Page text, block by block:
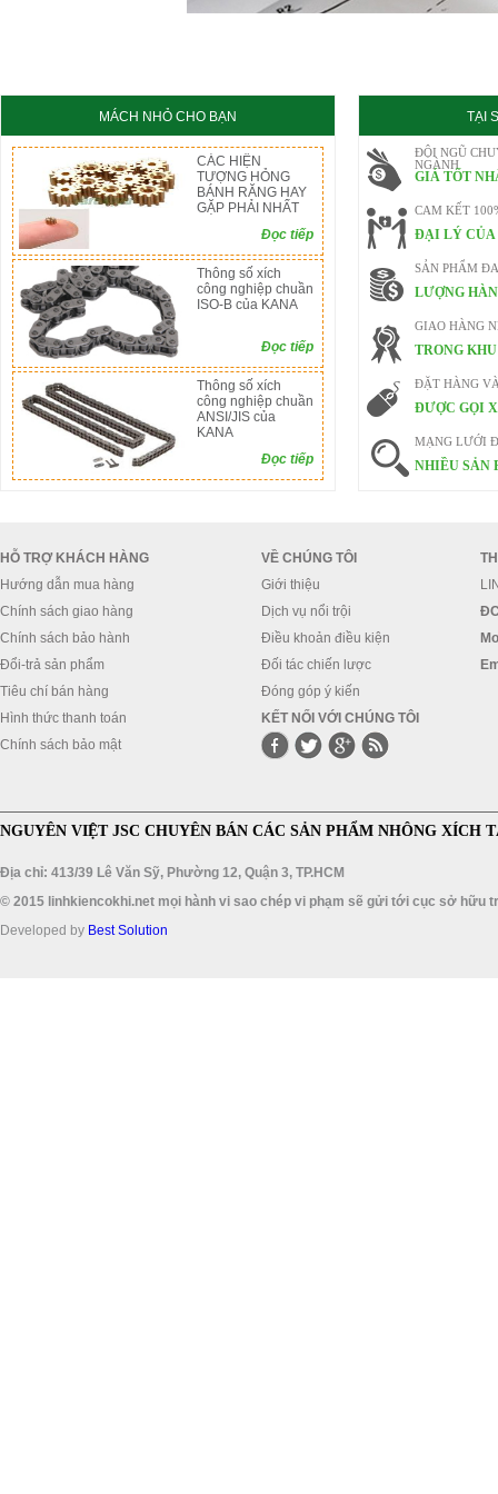
MÁCH NHỎ CHO BẠN
CÁC HIỆN
TƯỢNG HỎNG
BÁNH RĂNG HAY
GẶP PHẢI NHẤT
Đọc tiếp
Thông số xích
công nghiệp chuần
ISO-B của KANA
Đọc tiếp
Thông số xích
công nghiệp chuần
ANSI/JIS của
KANA
Đọc tiếp
TẠI
ĐỘI NGŨ
NGÀNH
GIÁ TỐT
CAM KẾT
ĐẠI LÝ CỦA
SẢN PHẨM
LƯỢNG
GIAO HÀNG
TRONG
ĐẶT HÀNG
ĐƯỢC GỌI
MẠNG LƯỚI
NHIỀU SẢN
HỖ TRỢ KHÁCH HÀNG
Hướng dẫn mua hàng
Chính sách giao hàng
Chính sách bảo hành
Đổi-trả sản phẩm
Tiêu chí bán hàng
Hình thức thanh toán
Chính sách bảo mật
VỀ CHÚNG TÔI
Giới thiệu
Dịch vụ nổi trội
Điều khoản điều kiện
Đối tác chiến lược
Đóng góp ý kiến
KẾT NỐI VỚI CHÚNG TÔI
NGUYÊN VIỆT JSC CHUYÊN BÁN CÁC SẢN PHẨM NHÔNG XÍCH
Địa chỉ: 413/39 Lê Văn Sỹ, Phường 12, Quận 3, TP.HCM
© 2015 linhkiencokhi.net mọi hành vi sao chép vi phạm sẽ gửi tới cục sở hữu
Developed by Best Solution